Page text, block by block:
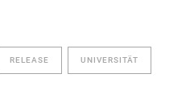
RELEASE UNIVERSITÄT